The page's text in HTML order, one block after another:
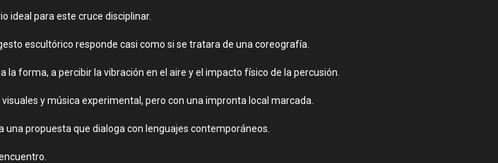
ideal para este cruce disciplinar.
escultórico responde casi como si se tratara de una coreografía.
forma, a percibir la vibración en el aire y el impacto físico de la percusión.
y música experimental, pero con una impronta local marcada.
propuesta que dialoga con lenguajes contemporáneos.